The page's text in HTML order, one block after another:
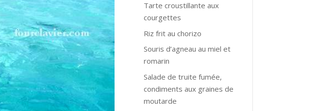
Tarte croustillante aux
courgettes
Riz frit au chorizo
Souris d’agneau au miel et
romarin
Salade de truite fumée,
condiments aux graines de
moutarde